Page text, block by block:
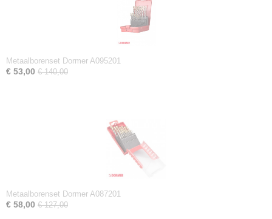
Metaalborenset Dormer A095201
€ 53,00 € 140,00
Metaalborenset Dormer A087201
€ 58,00 € 127,00